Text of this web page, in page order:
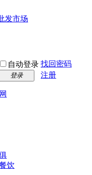
发市场
自动登录 找回密码
登录 注册
饮